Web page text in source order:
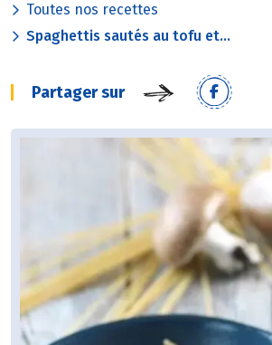
Toutes nos recettes
Spaghettis sautés au tofu et...
Partager sur